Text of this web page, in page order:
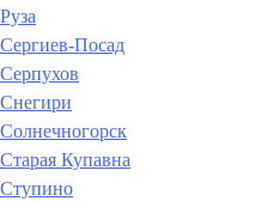
Руза
Сергиев-Посад
Серпухов
Снегири
Солнечногорск
Старая Купавна
Ступино